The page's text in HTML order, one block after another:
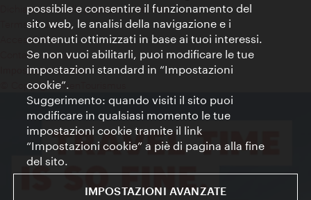
Dichiarazione sulla protezione dei dati
Terms of Use
Accessibilità
Contatto stampa
Impostazioni cookie
© Copyright WienTourismus
possibile e consentire il funzionamento del
sito web, le analisi della navigazione e i
contenuti ottimizzati in base ai tuoi interessi.
Se non vuoi abilitarli, puoi modificare le tue
impostazioni standard in “Impostazioni
cookie”.
Suggerimento: quando visiti il sito puoi
modificare in qualsiasi momento le tue
impostazioni cookie tramite il link
“Impostazioni cookie” a piè di pagina alla fine
del sito.
IMPOSTAZIONI AVANZATE